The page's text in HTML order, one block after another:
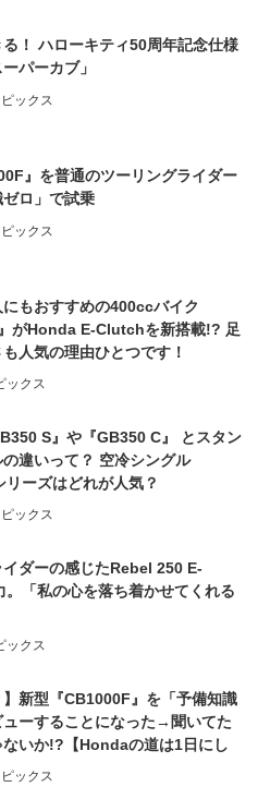
る！ ハローキティ50周年記念仕様
パーカブ」
ピックス
』を普通のツーリングライダー
ロ」で試乗
ピックス
にもおすすめの400ccバイク
』がHonda E-Clutchを新搭載!? 足
人気の理由ひとつです！
ックス
S』や『GB350 C』 とスタン
違いって？ 空冷シングル
リーズはどれが人気？
ピックス
ダーの感じたRebel 250 E-
「私の心を落ち着かせてくれる
ックス
】新型『CB1000F』を「予備知識
ューすることになった→聞いてた
ないか!?【Hondaの道は1日にし
①第一印象 編】
ピックス